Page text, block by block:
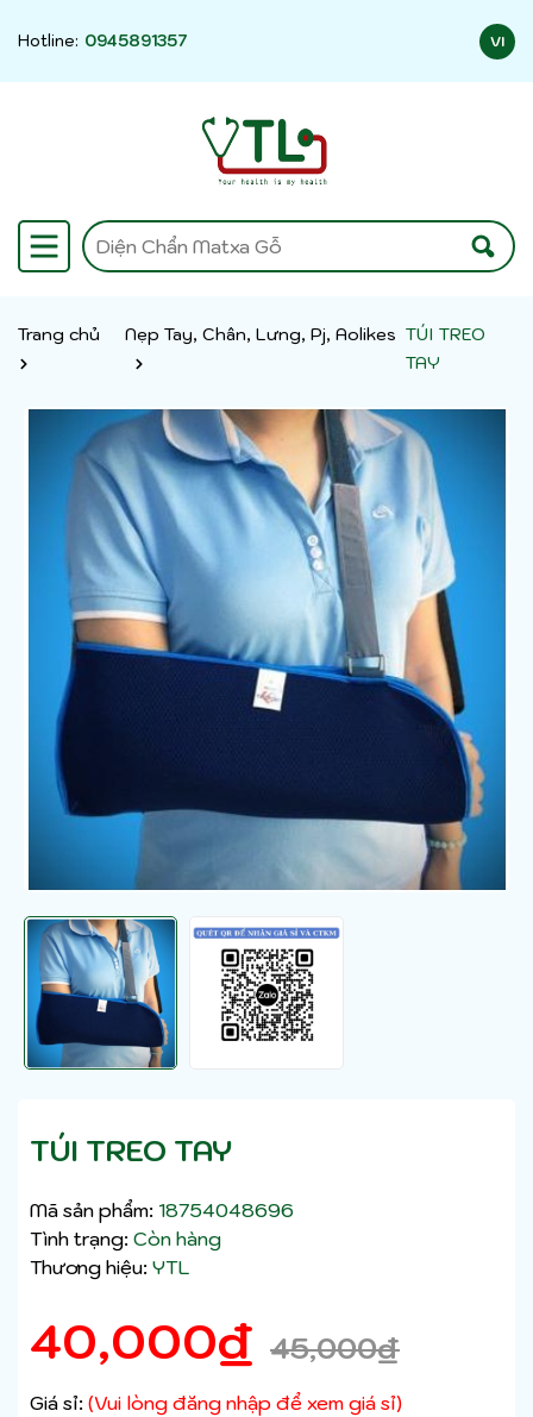
Hotline: 0945891357 VI
Trang chủ Nẹp Tay, Chân, Lưng, Pj, Aolikes TÚI TREO
TAY
TÚI TREO TAY
Mã sản phẩm: 18754048696
Tình trạng: Còn hàng
Thương hiệu: YTL
40,000₫ 45,000₫
Giá sỉ: (Vui lòng đăng nhập để xem giá sỉ)